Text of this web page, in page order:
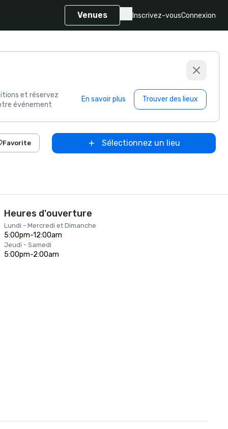
Venues Inscrivez-vousConnexion
et réservez
événement
En savoir plus Trouver des lieux
Favorite Sélectionnez un lieu
Heures d'ouverture
Lundi - Mercredi et Dimanche
5:00pm-12:00am
Jeudi - Samedi
5:00pm-2:00am